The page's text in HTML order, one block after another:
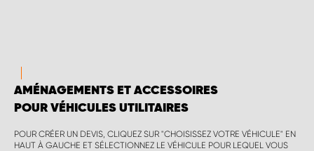
AMÉNAGEMENTS ET ACCESSOIRES
POUR VÉHICULES UTILITAIRES
POUR CRÉER UN DEVIS, CLIQUEZ SUR "CHOISISSEZ VOTRE VÉHICULE" EN
HAUT À GAUCHE ET SÉLECTIONNEZ LE VÉHICULE POUR LEQUEL VOUS